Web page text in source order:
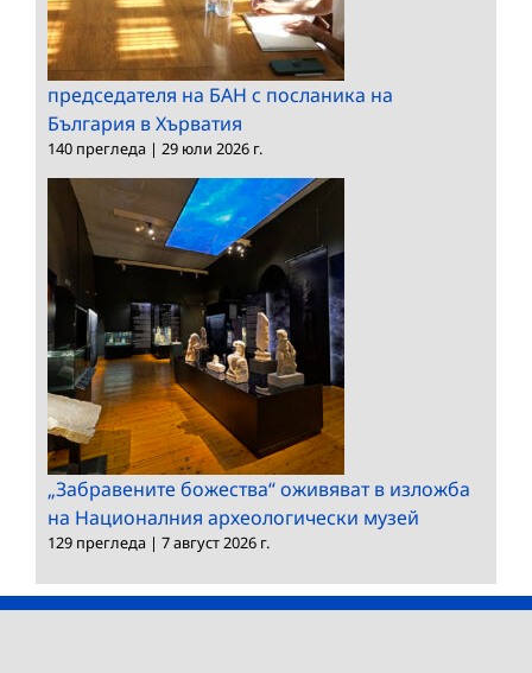
председателя на БАН с посланика на
България в Хърватия
140 прегледа | 29 юли 2026 г.
„Забравените божества“ оживяват в изложба
на Националния археологически музей
129 прегледа | 7 август 2026 г.